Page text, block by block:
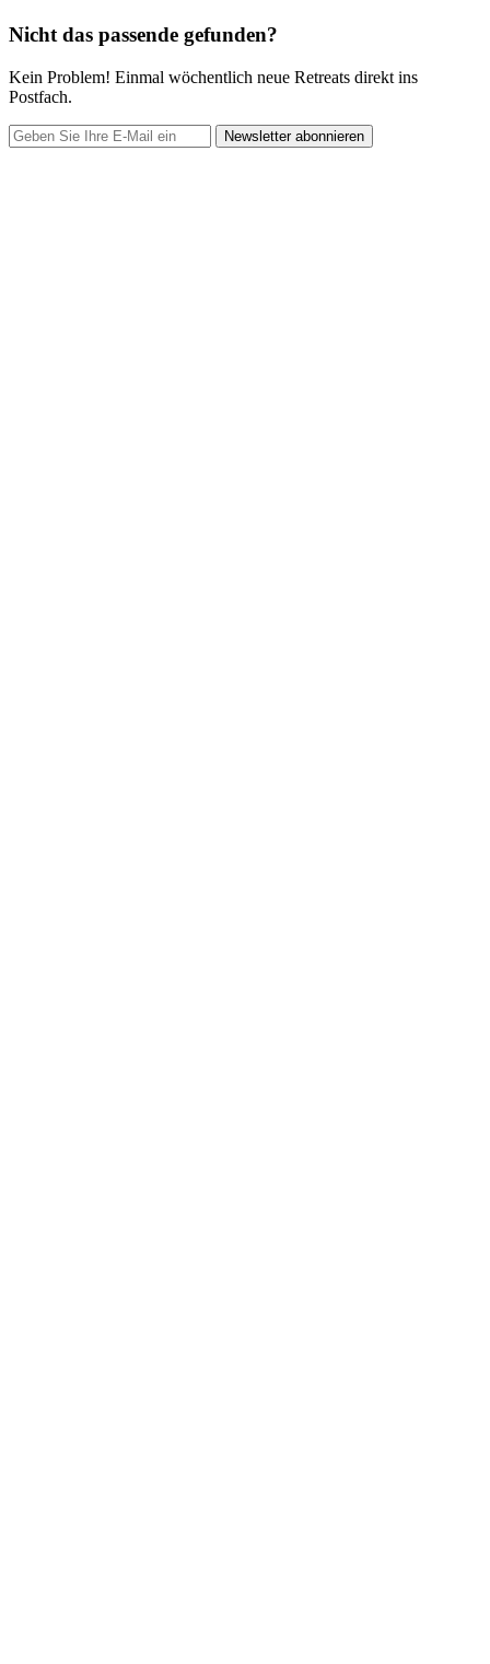
Nicht das passende gefunden?
Kein Problem! Einmal wöchentlich neue Retreats direkt ins
Postfach.